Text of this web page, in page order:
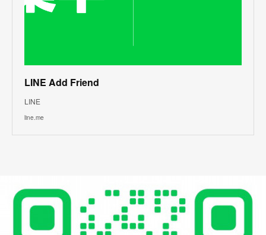
LINE Add Friend
LINE
line.me